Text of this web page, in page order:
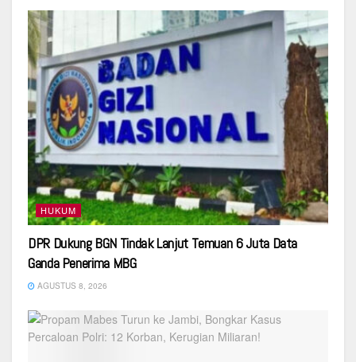
HUKUM
DPR Dukung BGN Tindak Lanjut Temuan 6 Juta Data
Ganda Penerima MBG
AGUSTUS 8, 2026